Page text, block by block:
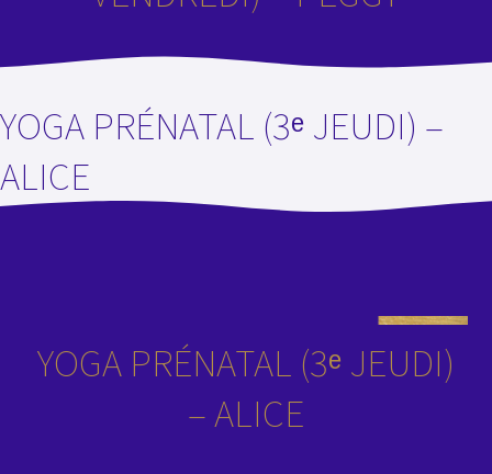
YOGA PRÉNATAL (3ᵉ JEUDI) –
ALICE
YOGA PRÉNATAL (3ᵉ JEUDI)
– ALICE